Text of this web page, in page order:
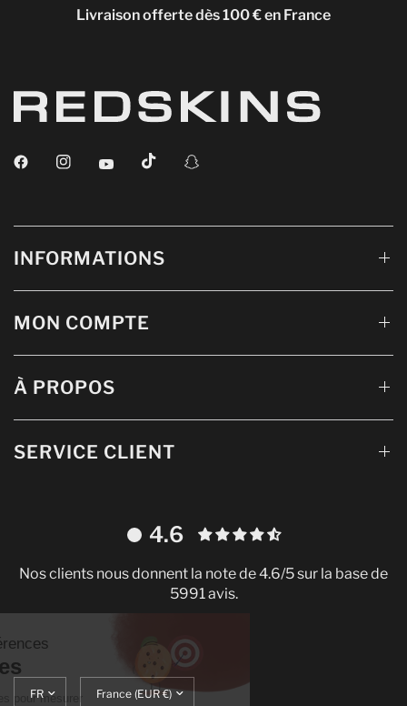
Livraison offerte dès 100 € en France
INFORMATIONS
MON COMPTE
À PROPOS
SERVICE CLIENT
4.6
Nos clients nous donnent la note de 4.6/5 sur la base de
5991 avis.
Gestion de vos préférences
sur les Cookies
On utilise quelques services pour mesurer